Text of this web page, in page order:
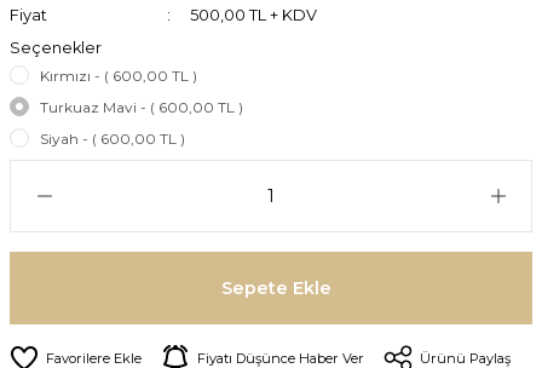
Fiyat
500,00 TL + KDV
Seçenekler
Kırmızı - ( 600,00 TL )
Turkuaz Mavi - ( 600,00 TL )
Siyah - ( 600,00 TL )
Sepete Ekle
Fiyatı Düşünce Haber Ver Ürünü Paylaş